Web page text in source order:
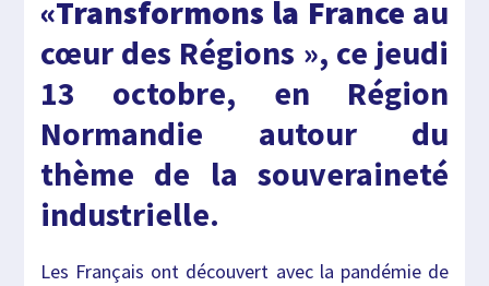
«Transformons la France au
cœur des Régions », ce jeudi
13 octobre, en Région
Normandie autour du
thème de la souveraineté
industrielle.
Les Français ont découvert avec la pandémie de